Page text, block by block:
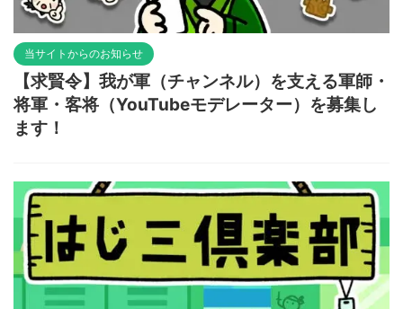
当サイトからのお知らせ
【求賢令】我が軍（チャンネル）を支える軍師・
将軍・客将（YouTubeモデレーター）を募集し
ます！